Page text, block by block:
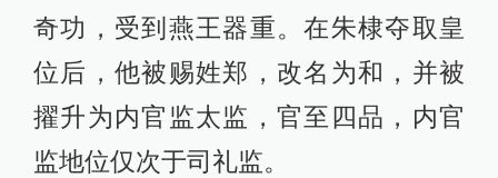
奇功，受到燕王器重。在朱棣夺取皇
位后，他被赐姓郑，改名为和，并被
擢升为内官监太监，官至四品，内官
监地位仅次于司礼监。